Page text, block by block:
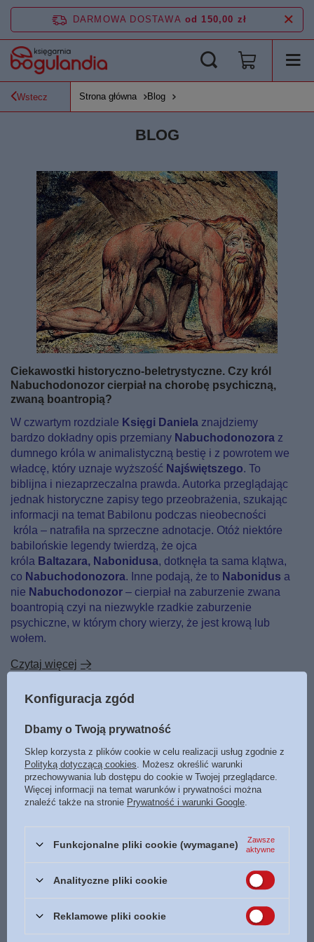
DARMOWA DOSTAWA od 150,00 zł
Wstecz Strona główna Blog
BLOG
Ciekawostki historyczno-beletrystyczne. Czy król
Nabuchodonozor cierpiał na chorobę psychiczną,
zwaną boantropią?
W czwartym rozdziale Księgi Daniela znajdziemy
bardzo dokładny opis przemiany Nabuchodonozora z
dumnego króla w animalistyczną bestię i z powrotem we
władcę, który uznaje wyższość Najświętszego. To
biblijna i niezaprzeczalna prawda. Autorka przeglądając
jednak historyczne zapisy tego przeobrażenia, szukając
informacji na temat Babilonu podczas nieobecności
króla – natrafiła na sprzeczne adnotacje. Otóż niektóre
babilońskie legendy twierdzą, że ojca
króla Baltazara, Nabonidusa, dotknęła ta sama klątwa,
co Nabuchodonozora. Inne podają, że to Nabonidus a
nie Nabuchodonozor – cierpiał na zaburzenie zwana
boantropią czyi na niezwykle rzadkie zaburzenie
psychiczne, w którym chory wierzy, że jest krową lub
wołem.
Czytaj więcej
EZECHIASZA
Konfiguracja zgód
Dbamy o Twoją prywatność
Sklep korzysta z plików cookie w celu realizacji usług zgodnie z
Polityką dotyczącą cookies . Możesz określić warunki
przechowywania lub dostępu do cookie w Twojej przeglądarce.
Więcej informacji na temat warunków i prywatności można
znaleźć także na stronie Prywatność i warunki Google
Funkcjonalne pliki cookie (wymagane)
Zawsze
aktywne
Analityczne pliki cookie
Reklamowe pliki cookie